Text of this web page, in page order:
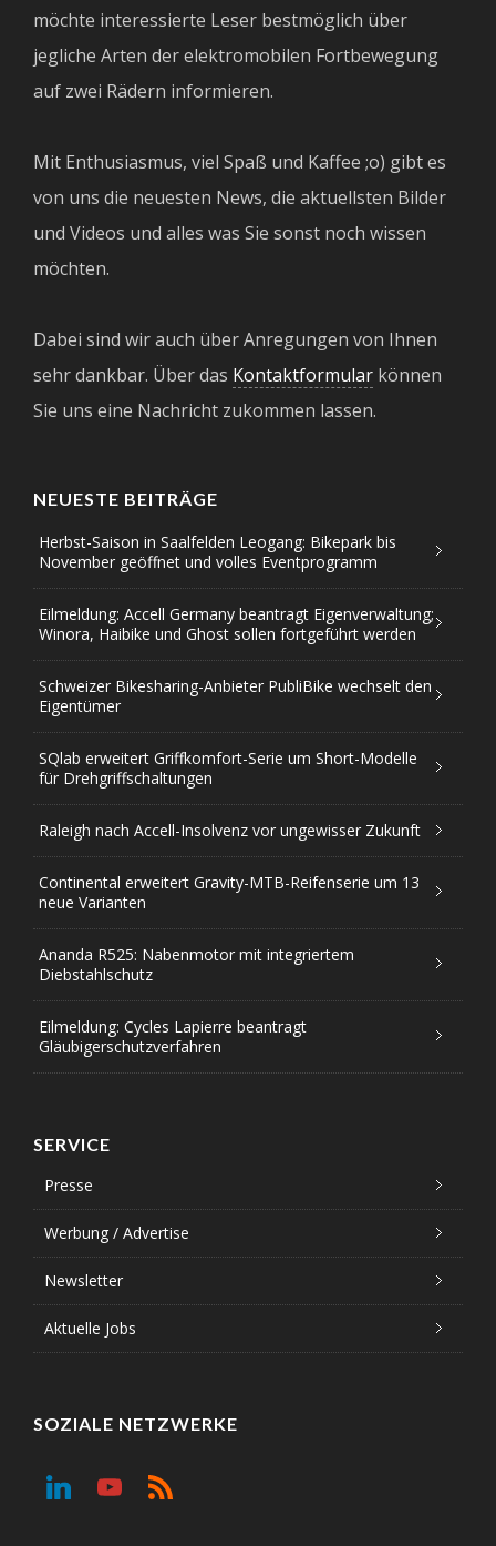
möchte interessierte Leser bestmöglich über
jegliche Arten der elektromobilen Fortbewegung
auf zwei Rädern informieren.
Mit Enthusiasmus, viel Spaß und Kaffee ;o) gibt es
von uns die neuesten News, die aktuellsten Bilder
und Videos und alles was Sie sonst noch wissen
möchten.
Dabei sind wir auch über Anregungen von Ihnen
sehr dankbar. Über das Kontaktformular können
Sie uns eine Nachricht zukommen lassen.
NEUESTE BEITRÄGE
Herbst-Saison in Saalfelden Leogang: Bikepark bis
November geöffnet und volles Eventprogramm
Eilmeldung: Accell Germany beantragt Eigenverwaltung;
Winora, Haibike und Ghost sollen fortgeführt werden
Schweizer Bikesharing-Anbieter PubliBike wechselt den
Eigentümer
SQlab erweitert Griffkomfort-Serie um Short-Modelle
für Drehgriffschaltungen
Raleigh nach Accell-Insolvenz vor ungewisser Zukunft
Continental erweitert Gravity-MTB-Reifenserie um 13
neue Varianten
Ananda R525: Nabenmotor mit integriertem
Diebstahlschutz
Eilmeldung: Cycles Lapierre beantragt
Gläubigerschutzverfahren
SERVICE
Presse
Werbung / Advertise
Newsletter
Aktuelle Jobs
SOZIALE NETZWERKE